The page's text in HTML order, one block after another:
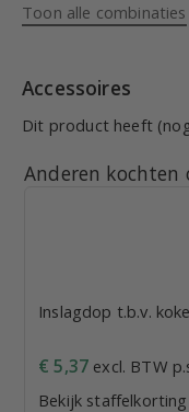
Toon alle combinaties
Accessoires
Dit product heeft
Anderen kochten
Inslagdop t.b.v.
€ 5,37 excl. BTW
Bekijk staffelkorting